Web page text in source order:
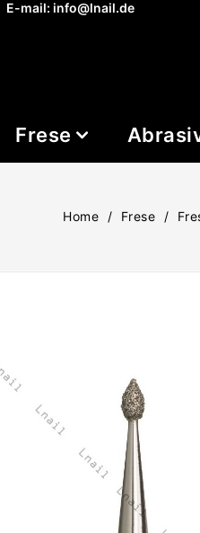
E-mail: info@lnail.de
Frese
Home Frese